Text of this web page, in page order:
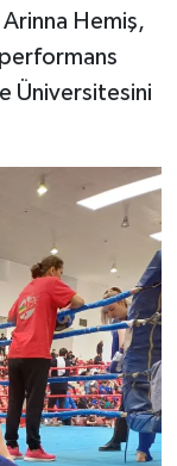
Hemiş,
Üniversitesini